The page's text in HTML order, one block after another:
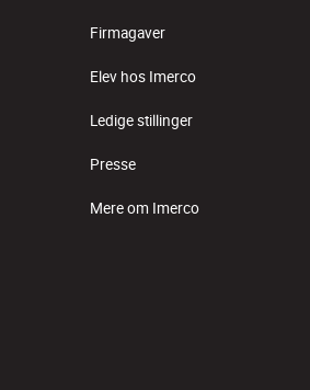
Firmagaver
Elev hos Imerco
Ledige stillinger
Presse
Mere om Imerco